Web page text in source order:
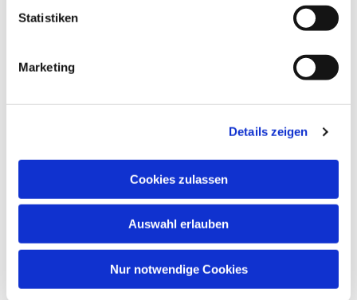
Statistiken
Marketing
Details zeigen
Cookies zulassen
Auswahl erlauben
Nur notwendige Cookies
0151 68134038
Datenschutz
AGB
Widerruf